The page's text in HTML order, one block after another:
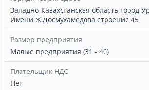
Западно-Казахстанская область город
Имени Ж.Досмухамедова строение 45
Размер предприятия
Малые предприятия (31 - 40)
Плательщик НДС
Нет